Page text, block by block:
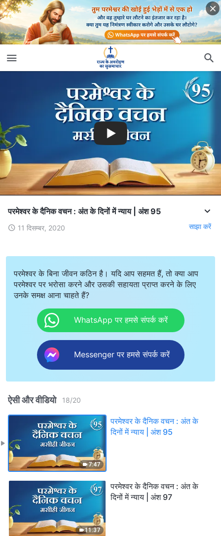
परमेश्वर के दैनिक वचन : अंत के दिनों में न्याय | अंश 95
11 दिसम्बर, 2020 साझा करें
परमेश्वर के बिना जीवन कठिन है। यदि आप सहमत हैं, तो क्या आप
परमेश्वर पर भरोसा करने और उसकी सहायता प्राप्त करने के लिए
उनके समक्ष आना चाहते हैं?
WhatsApp पर हमसे संपर्क करें
Messenger पर हमसे संपर्क करें
ऐसी और वीडियो 18/20
7:47
परमेश्वर के दैनिक वचन : अंत के
दिनों में न्याय | अंश 95
11:37
परमेश्वर के दैनिक वचन : अंत के
दिनों में न्याय | अंश 97